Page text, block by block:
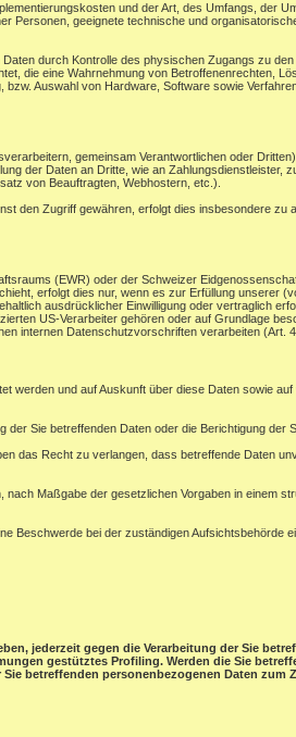
und der Art, des Umfangs, der
geeignete technische und
durch Kontrolle des physischen Zugangs zu
die eine Wahrnehmung von Betroffenenrechten,
Auswahl von Hardware, Software sowie
gemeinsam Verantwortlichen oder
der Daten an Dritte, wie an Zahlungsdienstleister,
von Beauftragten, Webhostern, etc.).
den Zugriff gewähren, erfolgt dies insbesondere
(EWR) oder der Schweizer
erfolgt dies nur, wenn es zur Erfüllung unserer
ausdrücklicher Einwilligung oder vertraglich
US-Verarbeiter gehören oder auf Grundlage
internen Datenschutzvorschriften verarbeiten (Art.
und auf Auskunft über diese Daten sowie
Sie betreffenden Daten oder die Berichtigung der
das Recht zu verlangen, dass betreffende Daten
Maßgabe der gesetzlichen Vorgaben in einem
Beschwerde bei der zuständigen Aufsichtsbehörde
jederzeit gegen die Verarbeitung der Sie
gestütztes Profiling. Werden die Sie
betreffenden personenbezogenen Daten